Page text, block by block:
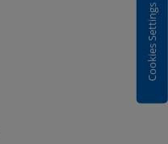
Cookies Settings